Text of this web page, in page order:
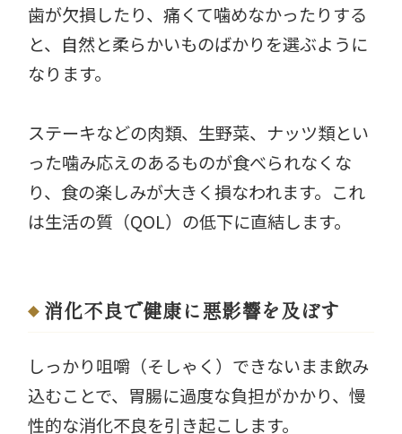
歯が欠損したり、痛くて噛めなかったりする
と、自然と柔らかいものばかりを選ぶように
なります。
ステーキなどの肉類、生野菜、ナッツ類とい
った噛み応えのあるものが食べられなくな
り、食の楽しみが大きく損なわれます。これ
は生活の質（QOL）の低下に直結します。
消化不良で健康に悪影響を及ぼす
しっかり咀嚼（そしゃく）できないまま飲み
込むことで、胃腸に過度な負担がかかり、慢
性的な消化不良を引き起こします。